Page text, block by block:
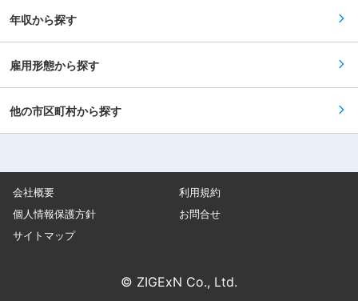
年収から探す
雇用形態から探す
他の市区町村から探す
会社概要
利用規約
個人情報保護方針
お問合せ
サイトマップ
© ZIGExN Co., Ltd.